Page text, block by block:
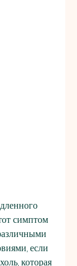
симптом
если
которая